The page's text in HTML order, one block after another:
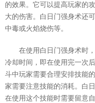
的效果。它可以提高玩家的
大的伤害。白日门强身术还
中毒或火焰烧伤等。
在使用白日门强身术时
冷却时间，即在使用完一次
斗中玩家需要合理安排技能
家需要注意技能的消耗。白
在使用这个技能时需要留意